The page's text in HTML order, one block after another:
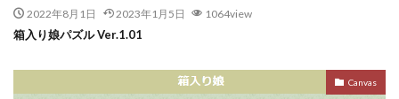
2022年8月1日 2023年1月5日 1064view
箱入り娘パズル Ver.1.01
Canvas